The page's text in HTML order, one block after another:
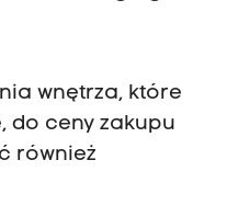
wnętrza, które
do ceny zakupu
również